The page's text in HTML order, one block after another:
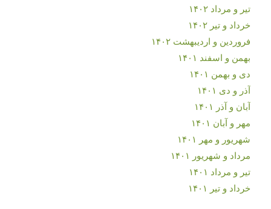
تیر و مرداد ۱۴۰۲
خرداد و تیر ۱۴۰۲
فروردین و اردیبهشت ۱۴۰۲
بهمن و اسفند ۱۴۰۱
دی و بهمن ۱۴۰۱
آذر و دی ۱۴۰۱
آبان و آذر ۱۴۰۱
مهر و آبان ۱۴۰۱
شهریور و مهر ۱۴۰۱
مرداد و شهریور ۱۴۰۱
تیر و مرداد ۱۴۰۱
خرداد و تیر ۱۴۰۱